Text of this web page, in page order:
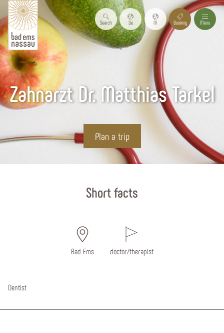
Search De Nl Booking Menu
Zahnarzt Dr. Matthias Tarkel
Plan a trip
Short facts
Bad Ems doctor/therapist
Dentist